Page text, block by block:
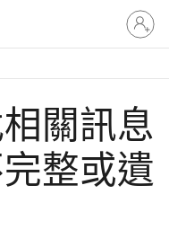
登
入
您
戶
關訊息
整或遺